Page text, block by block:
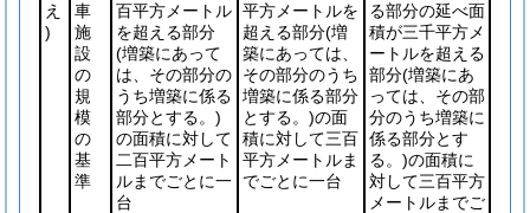
え
)
車
施
設
の
規
模
の
基
準
百平方メートル
を超える部分
(増築にあって
は、その部分の
うち増築に係る
部分とする。)
の面積に対して
二百平方メート
ルまでごとに一
台
平方メートルを
超える部分(増
築にあっては、
その部分のうち
増築に係る部分
とする。)の面
積に対して三百
平方メートルま
でごとに一台
る部分の延べ面
積が三千平方メ
ートルを超える
部分(増築にあ
っては、その部
分のうち増築に
係る部分とす
る。)の面積に
対して三百平方
メートルまでご